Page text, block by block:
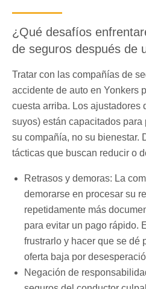
¿Qué desafíos
de seguros después de
Tratar con las compañías de
accidente de auto en Yonkers
cuesta arriba. Los ajustadores
suyos) están capacitados
su compañía, no su bienestar.
tácticas que buscan reducir o
Retrasos y demoras: La
demorarse en procesar su
repetidamente más
para evitar un pago rápido.
frustrarlo y hacer que se dé
oferta baja por
Negación de